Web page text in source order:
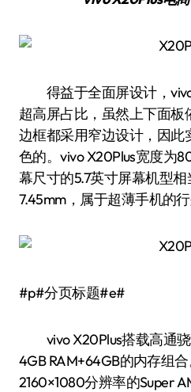
得益于全面屏设计，vivo
超高屏占比，虽然上下面板
边框都采用窄边设计，因此
色的。vivo X20Plus宽度为
幕尺寸的5.7英寸屏幕机型相
7.45mm，属于超薄手机的行
#p#分页标题#e#
vivo X20Plus搭载高通骁
4GB RAM+64GB的内存组
2160×1080分辨率的Super